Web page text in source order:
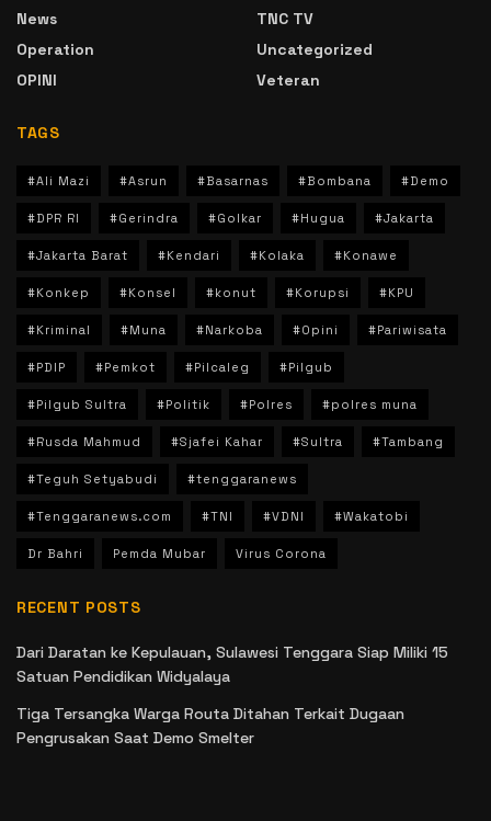
News
Operation
OPINI
TNC TV
Uncategorized
Veteran
TAGS
#Ali Mazi #Asrun #Basarnas #Bombana #Demo
#DPR RI #Gerindra #Golkar #Hugua #Jakarta
#Jakarta Barat #Kendari #Kolaka #Konawe
#Konkep #Konsel #konut #Korupsi #KPU
#Kriminal #Muna #Narkoba #Opini #Pariwisata
#PDIP #Pemkot #Pilcaleg #Pilgub
#Pilgub Sultra #Politik #Polres #polres muna
#Rusda Mahmud #Sjafei Kahar #Sultra #Tambang
#Teguh Setyabudi #tenggaranews
#Tenggaranews.com #TNI #VDNI #Wakatobi
Dr Bahri Pemda Mubar Virus Corona
RECENT POSTS
Dari Daratan ke Kepulauan, Sulawesi Tenggara Siap Miliki 15
Satuan Pendidikan Widyalaya
Tiga Tersangka Warga Routa Ditahan Terkait Dugaan
Pengrusakan Saat Demo Smelter